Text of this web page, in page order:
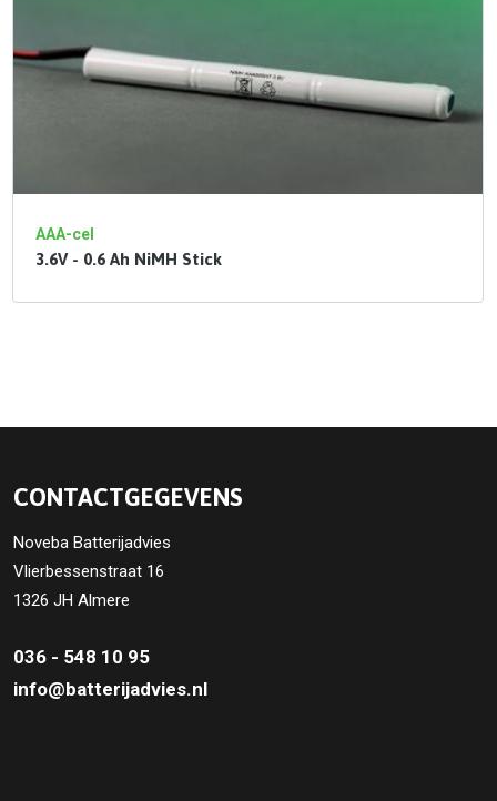
AAA-cel
3.6V - 0.6 Ah NiMH Stick
CONTACTGEGEVENS
Noveba Batterijadvies
Vlierbessenstraat 16
1326 JH Almere
036 - 548 10 95
info@batterijadvies.nl